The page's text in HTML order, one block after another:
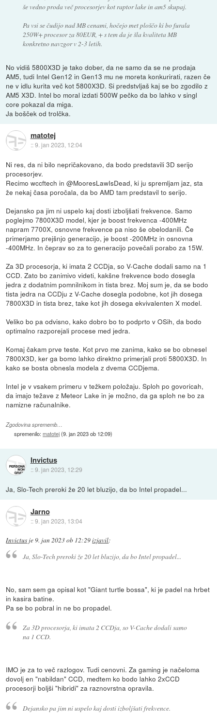
še vedno proda več procesorjev kot raptor lake in am5 skupaj.
Pa vsi se čudijo nad MB cenami, hočejo met ploščo ki bo furala
250W+ procesor za 80EUR, + s tem da je šla kvaliteta MB
konkretno navzgor v 2-3 letih.
No vidiš 5800X3D je tako dober, da ne samo da se ne prodaja
AM5, tudi Intel Gen12 in Gen13 mu ne moreta konkurirati, razen če
ne v idlu kurita več kot 5800X3D. Si predstvljaš kaj se bo zgodilo z
AM5 X3D. Intel bo moral izdati 500W pečko da bo lahko v singl
core pokazal da miga.
Ja bošček od trolčka.
matotej
::9. jan 2023, 12:04
Ni res, da ni bilo nepričakovano, da bodo predstavili 3D serijo
procesorjev.
Recimo wccftech in @MooresLawIsDead, ki ju spremljam jaz, sta
že nekaj časa poročala, da bo AMD tam predstavil to serijo.
Dejansko pa jim ni uspelo kaj dosti izboljšati frekvence. Samo
poglejmo 7800X3D model, kjer je boost frekvenca -400MHz
napram 7700X, osnovne frekvence pa niso še obelodanili. Če
primerjamo prejšnjo generacijo, je boost -200MHz in osnovna
-400MHz. In čeprav so za to generacijo povečali porabo za 15W.
Za 3D procesorja, ki imata 2 CCDja, so V-Cache dodali samo na 1
CCD. Zato bo zanimivo videti, kakšne frekvence bodo dosegla
jedra z dodatnim pomnilnikom in tista brez. Moj sum je, da se bodo
tista jedra na CCDju z V-Cache dosegla podobne, kot jih dosega
7800X3D in tista brez, take kot jih dosega ekvivalenten X model.
Veliko bo pa odvisno, kako dobro bo to podprto v OSih, da bodo
optimalno razporejali procese med jedra.
Komaj čakam prve teste. Kot prvo me zanima, kako se bo obnesel
7800X3D, ker ga bomo lahko direktno primerjali proti 5800X3D. In
kako se bosta obnesla modela z dvema CCDjema.
Intel je v vsakem primeru v težkem položaju. Sploh po govoricah,
da imajo težave z Meteor Lake in je možno, da ga sploh ne bo za
namizne računalnike.
Zgodovina sprememb…
spremenilo:matotej(9. jan 2023 ob 12:09)
Invictus
::9. jan 2023, 12:29
Ja, Slo-Tech preroki že 20 let bluzijo, da bo Intel propadel...
Jarno
::9. jan 2023, 13:04
Invictus je9. jan 2023 ob 12:29izjavil:
Ja, Slo-Tech preroki že 20 let bluzijo, da bo Intel propadel...
No, sam sem ga opisal kot "Giant turtle bossa", ki je padel na hrbet
in kasira batine.
Pa se bo pobral in ne bo propadel.
Za 3D procesorja, ki imata 2 CCDja, so V-Cache dodali samo
na 1 CCD.
IMO je za to več razlogov. Tudi cenovni. Za gaming je načeloma
dovolj en "nabildan" CCD, medtem ko bodo lahko 2xCCD
procesorji boljši "hibridi" za raznovrstna opravila.
Dejansko pa jim ni uspelo kaj dosti izboljšati frekvence.